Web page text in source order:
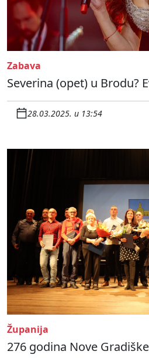
Zabava
Severina (opet) u Brodu?
28.03.2025. u 13:54
Županija
276 godina Nove Gradiške